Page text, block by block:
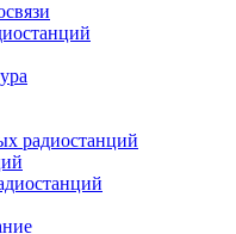
радиостанций